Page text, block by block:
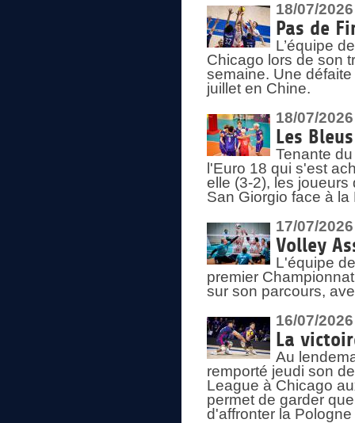
18/07/2026
Pas de
L’équipe
Chicago lors de son
semaine. Une
juillet en Chine.
18/07/2026
Les
Tenante
l'Euro 18 qui s'est
elle (3-2), les
San Giorgio face à la
17/07/2026
Volley
L'équipe
premier
sur son parcours,
16/07/2026
La
Au
remporté jeudi son
League à Chicago
permet de garder
d'affronter la